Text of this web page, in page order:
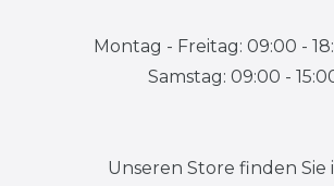
Montag - Freitag: 09:00 -
Samstag: 09:00 -
Unseren Store finden Sie